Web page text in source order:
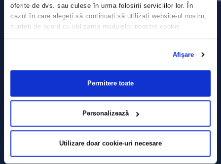
oferite de dvs. sau culese în urma folosirii serviciilor lor. În
cazul în care alegeți să continuați să utilizați website-ul nostru,
sunteți de acord cu utilizarea modulelor noastre cookie.
Afişare
Permitere toate
Personalizează
Utilizare doar cookie-uri necesare